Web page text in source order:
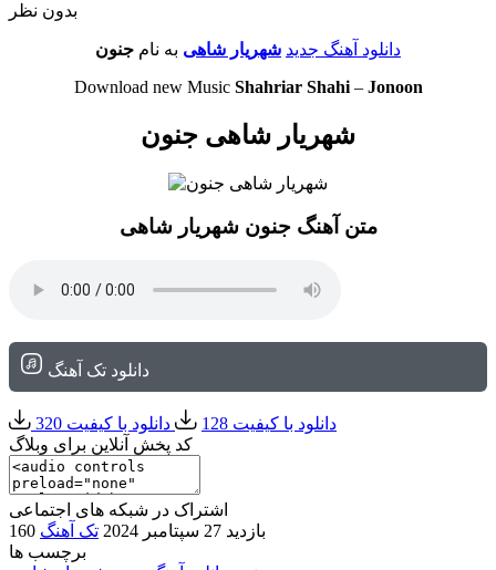
بدون نظر
دانلود آهنگ جدید شهریار شاهی به نام جنون
Download new Music Shahriar Shahi– Jonoon
شهریار شاهی جنون
متن آهنگ جنون شهریار شاهی
دانلود تک آهنگ
دانلود با کیفیت 128
دانلود با کیفیت 320
کد پخش آنلاین برای وبلاگ
اشتراک در شبکه های اجتماعی
160 بازدید 27 سپتامبر 2024
تک آهنگ
برچسب ها